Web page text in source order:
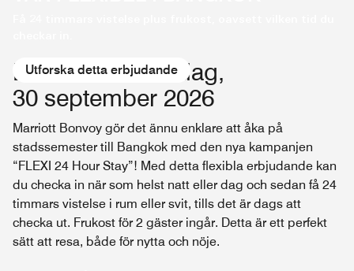
Utforska detta erbjudande
Boka innan onsdag,
30 september 2026
Marriott Bonvoy gör det ännu enklare att åka på
stadssemester till Bangkok med den nya kampanjen
“FLEXI 24 Hour Stay”! Med detta flexibla erbjudande kan
du checka in när som helst natt eller dag och sedan få 24
timmars vistelse i rum eller svit, tills det är dags att
checka ut. Frukost för 2 gäster ingår. Detta är ett perfekt
sätt att resa, både för nytta och nöje.